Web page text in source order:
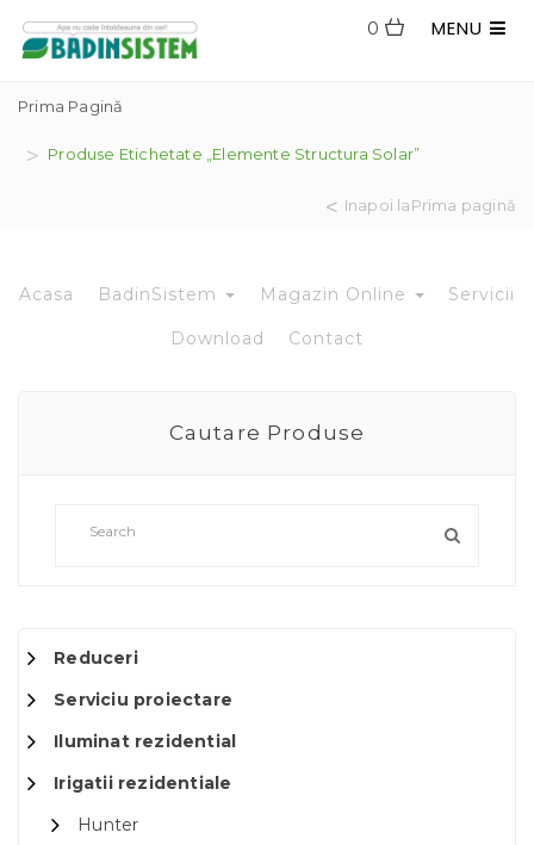
MENU
0
Prima Pagină
Produse Etichetate „elemente Structura Solar”
Inapoi laPrima pagină
Acasa BadinSistem Magazin Online Servicii
Download Contact
Cautare Produse
Reduceri
Serviciu proiectare
Iluminat rezidential
Irigatii rezidentiale
Hunter